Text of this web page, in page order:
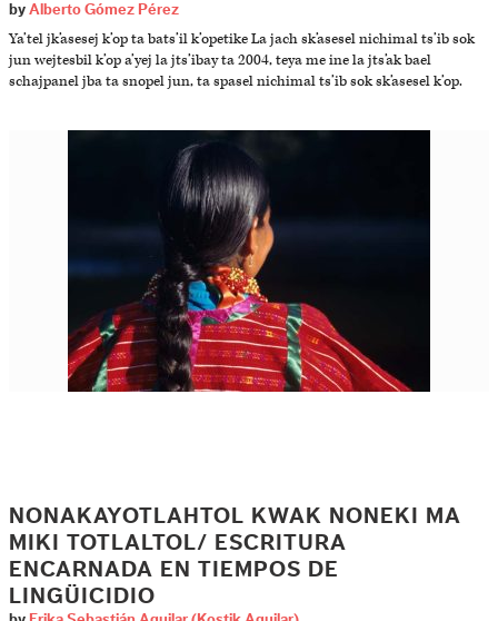
by Alberto Gómez Pérez
Ya’tel jk’asesej k’op ta bats’il k’opetike La jach sk’asesel nichimal ts’ib sok
jun wejtesbil k’op a’yej la jts’ibay ta 2004, teya me ine la jts’ak bael
schajpanel jba ta snopel jun, ta spasel nichimal ts’ib sok sk’asesel k’op.
NONAKAYOTLAHTOL KWAK NONEKI MA
MIKI TOTLALTOL/ ESCRITURA
ENCARNADA EN TIEMPOS DE
LINGÜICIDIO